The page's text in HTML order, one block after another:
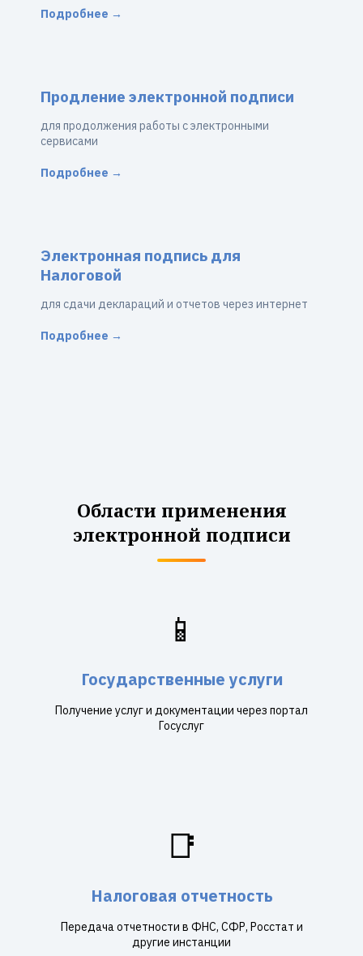
Подробнее →
Продление электронной подписи
для продолжения работы с электронными
сервисами
Подробнее →
Электронная подпись для
Налоговой
для сдачи деклараций и отчетов через интернет
Подробнее →
Области применения
электронной подписи
📱
Государственные услуги
Получение услуг и документации через портал
Госуслуг
📑
Налоговая отчетность
Передача отчетности в ФНС, СФР, Росстат и
другие инстанции